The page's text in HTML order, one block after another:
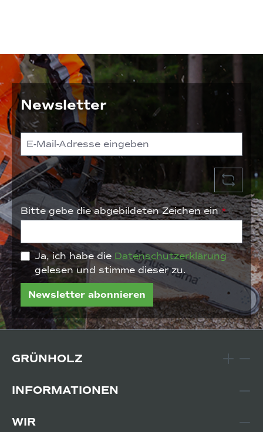
Newsletter
Bitte gebe die abgebildeten Zeichen ein*
Ja, ich habe die Datenschutzerklärung
gelesen und stimme dieser zu.
Newsletter abonnieren
GRÜNHOLZ
INFORMATIONEN
WIR